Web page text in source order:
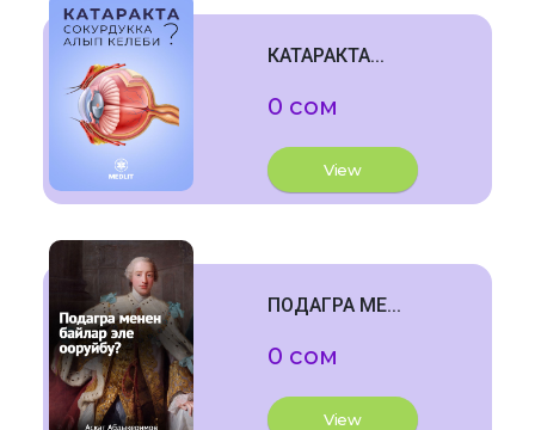
КАТАРАКТА...
0 сом
View
ПОДАГРА МЕ...
0 сом
View